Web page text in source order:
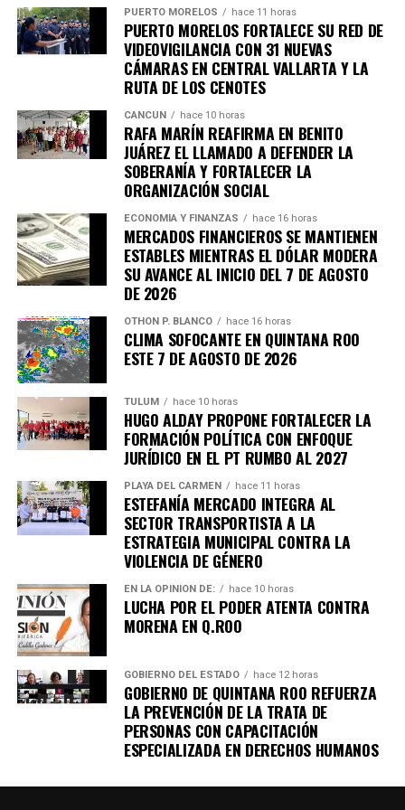
Recibe las noticias al instante
Únete al canal oficial de WhatsApp de
Quinto Podery recibe las noticias más
importantes de Quintana Roo directamente
en tu teléfono.
Unirme al canal de WhatsApp
PUERTO MORELOS hace 11 horas
PUERTO MORELOS FORTALECE SU RED DE
VIDEOVIGILANCIA CON 31 NUEVAS
CÁMARAS EN CENTRAL VALLARTA Y LA
RUTA DE LOS CENOTES
CANCÚN hace 10 horas
RAFA MARÍN REAFIRMA EN BENITO
JUÁREZ EL LLAMADO A DEFENDER LA
SOBERANÍA Y FORTALECER LA
ORGANIZACIÓN SOCIAL
ECONOMÍA Y FINANZAS hace 16 horas
MERCADOS FINANCIEROS SE MANTIENEN
ESTABLES MIENTRAS EL DÓLAR MODERA
SU AVANCE AL INICIO DEL 7 DE AGOSTO
DE 2026
OTHON P. BLANCO hace 16 horas
CLIMA SOFOCANTE EN QUINTANA ROO
ESTE 7 DE AGOSTO DE 2026
TULUM hace 10 horas
HUGO ALDAY PROPONE FORTALECER LA
FORMACIÓN POLÍTICA CON ENFOQUE
JURÍDICO EN EL PT RUMBO AL 2027
PLAYA DEL CARMEN hace 11 horas
ESTEFANÍA MERCADO INTEGRA AL
SECTOR TRANSPORTISTA A LA
ESTRATEGIA MUNICIPAL CONTRA LA
VIOLENCIA DE GÉNERO
EN LA OPINIÓN DE: hace 10 horas
LUCHA POR EL PODER ATENTA CONTRA
MORENA EN Q.ROO
GOBIERNO DEL ESTADO hace 12 horas
GOBIERNO DE QUINTANA ROO REFUERZA
LA PREVENCIÓN DE LA TRATA DE
PERSONAS CON CAPACITACIÓN
ESPECIALIZADA EN DERECHOS HUMANOS